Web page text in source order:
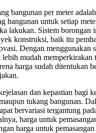
bangunan per meter
bangunan untuk setiap
lakukan. Sistem borongan
konstruksi, baik itu
Dengan menggunakan
mudah memperkirakan
harga sudah ditentukan
dan kepastian bagi
tukang bangunan.
bervariasi tergantung
harga untuk
harga untuk